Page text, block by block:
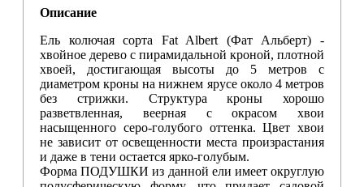
Описание
Ель колючая сорта Fat Albert (Фат Альберт) -
хвойное дерево с пирамидальной кроной, плотной
хвоей, достигающая высоты до 5 метров с
диаметром кроны на нижнем ярусе около 4 метров
без стрижки. Структура кроны хорошо
разветвленная, веерная с окрасом хвои
насыщенного серо-голубого оттенка. Цвет хвои
не зависит от освещенности места произрастания
и даже в тени остается ярко-голубым.
Форма ПОДУШКИ из данной ели имеет округлую